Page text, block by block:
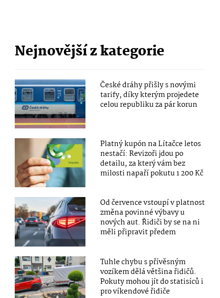
Nejnovější z kategorie
České dráhy přišly s novými
tarify, díky kterým projedete
celou republiku za pár korun
Platný kupón na Lítačce letos
nestačí: Revizoři jdou po
detailu, za který vám bez
milosti napaří pokutu 1 200 Kč
Od července vstoupí v platnost
změna povinné výbavy u
nových aut. Řidiči by se na ni
měli připravit předem
Tuhle chybu s přívěsným
vozíkem dělá většina řidičů.
Pokuty mohou jít do statisíců i
pro víkendové řidiče